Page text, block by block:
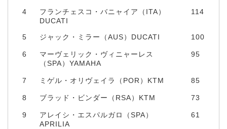
4
フランチェスコ・バニャイア（ITA）
DUCATI
114
5 ジャック・ミラー（AUS）DUCATI 100
6
マーヴェリック・ヴィニャーレス
（SPA）YAMAHA
95
7 ミゲル・オリヴェイラ（POR）KTM 85
8 ブラッド・ビンダー（RSA）KTM 73
9
アレイシ・エスパルガロ（SPA）
APRILIA
61